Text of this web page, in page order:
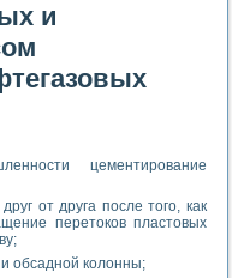
и
цементирование
от друга после того, как
перетоков пластовых
обсадной колонны;